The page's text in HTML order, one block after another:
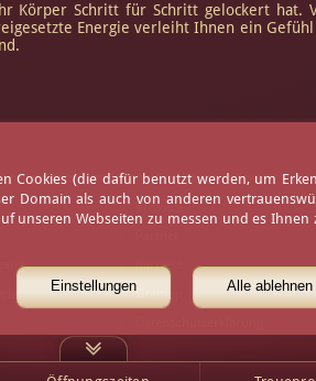
Körper Schritt für Schritt gelockert
Energie verleiht Ihnen ein
Presse
Karriere
Sitemap
Cookies (die dafür benutzt werden, um
Domain als auch von anderen
Webseiten zu messen und es
Einstellungen Alle ablehnen